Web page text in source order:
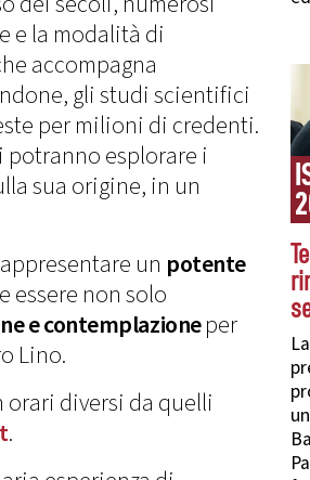
e la modalità di
accompagna
gli studi scientifici
per milioni di credenti.
esplorare i
sua origine, in un
un potente
essere non solo
e contemplazioneper
Lino.
orari diversi da quelli
.